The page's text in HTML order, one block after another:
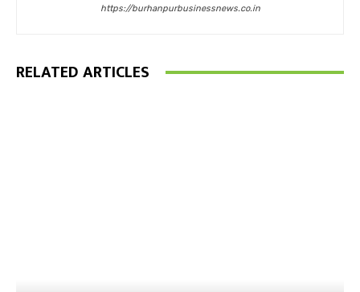
https://burhanpurbusinessnews.co.in
RELATED ARTICLES